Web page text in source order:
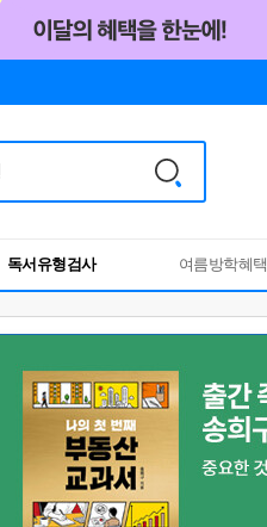
독서유형검사
RBTI Lab
독서유형검사
여름방학혜택